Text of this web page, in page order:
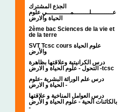
الجذع المشترك
عـــــــــــلــــــــمــــــــــــي علوم
الحياة والارض
2ème bac Sciences de la vie et
de la terre
SVT Tcsc cours علوم الحياة
والأرض
درس الكرانيتية وعلاقتها بظاهرة
التحول - علوم الحياة و الارض -tcsc
درس علم الوراثة البشرية -علوم
الحياة و الارض -
درس العوامل المناخية و علاقتها
بالكائنات الحية - علوم الحياة و الأرض
-